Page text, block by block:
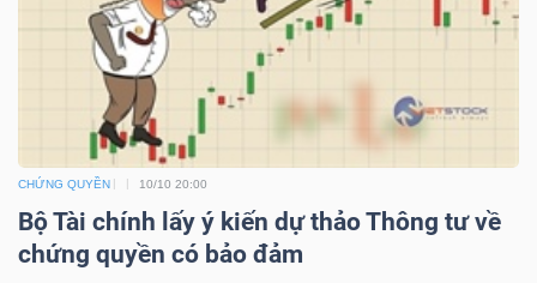
CHỨNG QUYỀN 10/10 20:00
Bộ Tài chính lấy ý kiến dự thảo Thông tư về
chứng quyền có bảo đảm
CÔNG